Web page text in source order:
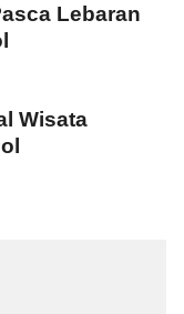
Lebaran
Wisata